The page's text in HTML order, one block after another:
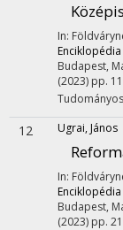
In:
Enciklopédia
Budapest,
(2023) pp.
Tudományos
12 Ugrai, János
In:
Enciklopédia
Budapest,
(2023) pp.